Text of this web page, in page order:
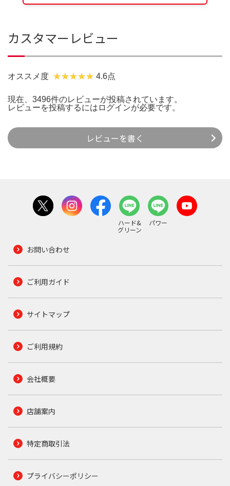
カスタマーレビュー
オススメ度 4.6点
現在、3496件のレビューが投稿されています。
レビューを投稿するには ログインが必要です。
レビューを書く
ハード&
グリーン
パワー
お問い合わせ
ご利用ガイド
サイトマップ
ご利用規約
会社概要
店舗案内
特定商取引法
プライバシーポリシー